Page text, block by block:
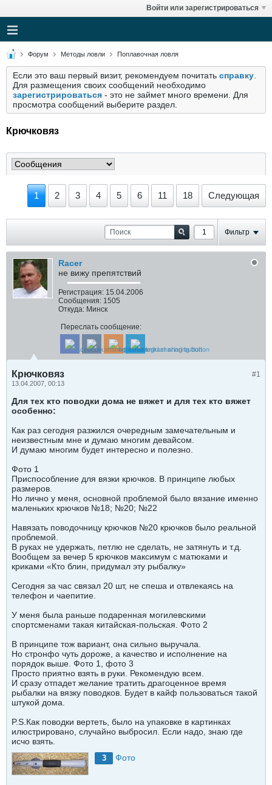
Войти или зарегистрироваться
Форум Методы ловли Поплавочная ловля
Если это ваш первый визит, рекомендуем почитать справку
Для размещения своих сообщений необходимо
зарегистрироваться - это не займет много времени. Для
просмотра сообщений выберите раздел.
Крючковяз
1 2 3 4 5 6 11 18 Следующая
Фильтр
Racer
не вижу препятствий
Регистрация: 15.04.2006
Сообщения: 1505
Откуда: Минск
Переслать сообщение:
#1
Крючковяз
13.04.2007, 00:13
Для тех кто поводки дома не вяжет и для тех кто вяжет
особенно:
Как раз сегодня разжился очередным замечательным и
неизвестным мне и думаю многим девайсом.
И думаю многим будет интересно и полезно.
Фото 1
Приспособление для вязки крючков. В принципе любых
размеров.
Но лично у меня, основной проблемой было вязание именно
маленьких крючков №18; №20; №22
Навязать поводочницу крючков №20 крючков было реальной
проблемой.
В руках не удержать, петлю не сделать, не затянуть и т.д.
Вообщем за вечер 5 крючков максимум с матюками и
криками «Кто блин, придумал эту рыбалку»
Сегодня за час связал 20 шт, не спеша и отвлекаясь на
телефон и чаепитие.
У меня была раньше подаренная могилевскими
спортсменами такая китайская-польская. Фото 2
В принципе тож вариант, она сильно выручала.
Но стронфо чуть дороже, а качество и исполнение на
порядок выше. Фото 1, фото 3
Просто приятно взять в руки. Рекомендую всем.
И сразу отпадет желание тратить драгоценное время
рыбалки на вязку поводков. Будет в кайф пользоваться такой
штукой дома.
P.S.Как поводки вертеть, было на упаковке в картинках
илюстрировано, случайно выбросил. Если надо, знаю где
исчо взять.
3 Фото